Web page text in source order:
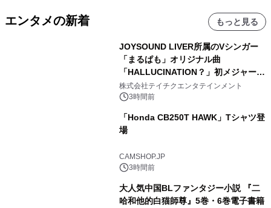
エンタメの新着 もっと見る
JOYSOUND LIVER所属のVシンガー
「まるぱも」オリジナル曲
「HALLUCINATION？」初メジャー配
信リリース決定！
株式会社テイチクエンタテインメント
3時間前
「Honda CB250T HAWK」Tシャツ登
場
CAMSHOP.JP
3時間前
大人気中国BLファンタジー小説 『二
哈和他的白猫師尊』5巻・6巻電子書籍